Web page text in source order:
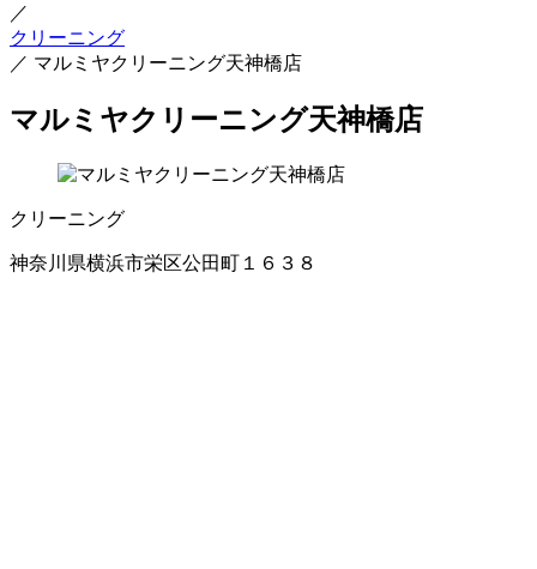
／
クリーニング
／ マルミヤクリーニング天神橋店
マルミヤクリーニング天神橋店
クリーニング
神奈川県横浜市栄区公田町１６３８